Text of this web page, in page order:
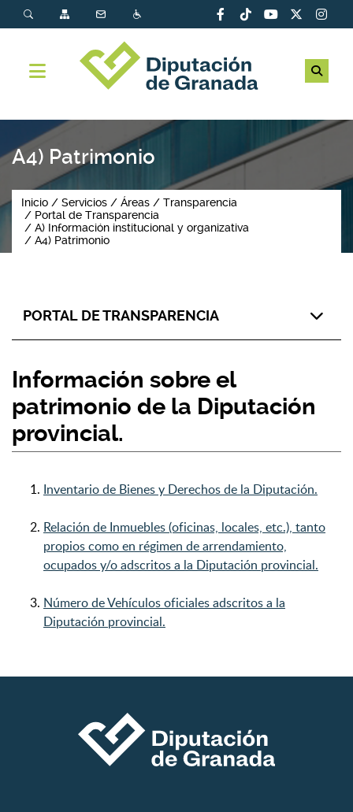
A4) Patrimonio
Inicio Servicios Áreas
Transparencia
Portal de Transparencia
A) Información institucional y organizativa
A4) Patrimonio
PORTAL DE TRANSPARENCIA
Información sobre el
patrimonio de la Diputación
provincial.
Inventario de Bienes y Derechos de la Diputación.
Relación de Inmuebles (oficinas, locales, etc.), tanto
propios como en régimen de arrendamiento,
ocupados y/o adscritos a la Diputación provincial.
Número de Vehículos oficiales adscritos a la
Diputación provincial.